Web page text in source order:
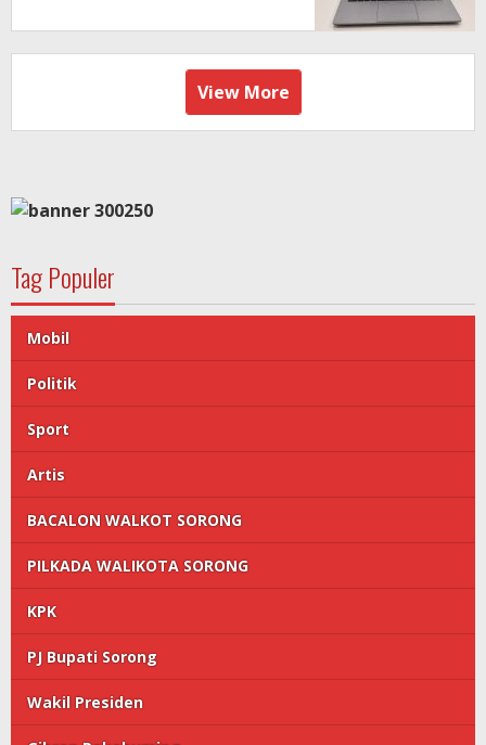
View More
Tag Populer
Mobil
Politik
Sport
Artis
BACALON WALKOT SORONG
PILKADA WALIKOTA SORONG
KPK
PJ Bupati Sorong
Wakil Presiden